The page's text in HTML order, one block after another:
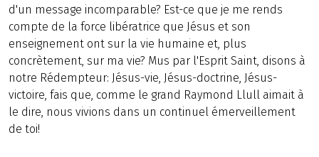
d'un message incomparable? Est-ce que je me rends
compte de la force libératrice que Jésus et son
enseignement ont sur la vie humaine et, plus
concrètement, sur ma vie? Mus par l'Esprit Saint, disons à
notre Rédempteur: Jésus-vie, Jésus-doctrine, Jésus-
victoire, fais que, comme le grand Raymond Llull aimait à
le dire, nous vivions dans un continuel émerveillement
de toi!